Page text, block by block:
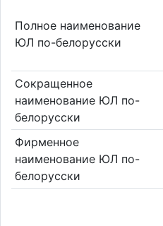
Полное наименование
ЮЛ по-белорусски
Сокращенное
наименование ЮЛ по-
белорусски
Фирменное
наименование ЮЛ по-
белорусски